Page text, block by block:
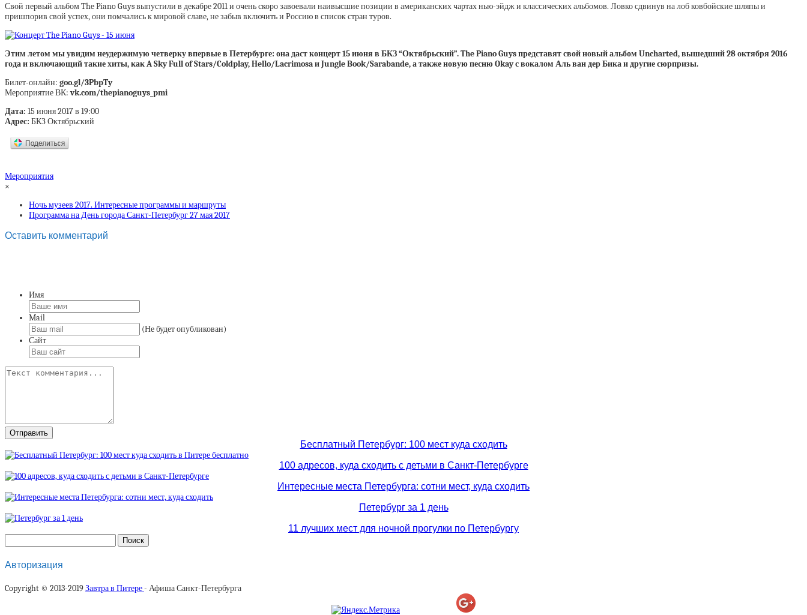
Свой первый альбом The Piano Guys выпустили в декабре 2011 и очень скоро завоевали наивысшие позиции в американских чартах нью-эйдж и классических альбомов. Ловко сдвинув на лоб ковбойские шляпы и
пришпорив свой успех, они помчались к мировой славе, не забыв включить и Россию в список стран туров.
Этим летом мы увидим неудержимую четверку впервые в Петербурге: она даст концерт 15 июня в БКЗ “Октябрьский”. The Piano Guys представят свой новый альбом Uncharted, вышедший 28 октября 2016
года и включающий такие хиты, как A Sky Full of Stars/Coldplay, Hello/Lacrimosa и Jungle Book/Sarabande, а также новую песню Okay с вокалом Аль ван дер Бика и другие сюрпризы.
Билет-онлайн: goo.gl/3PbpTy
Мероприятие ВК:vk.com/thepianoguys_pmi
Дата: 15 июня 2017 в 19:00
Адрес: БКЗ Октябрьский
Мероприятия
×
Ночь музеев 2017. Интересные программы и маршруты
Программа на День города Санкт-Петербург 27 мая 2017
Оставить комментарий
Имя
Mail
(Не будет опубликован)
Сайт
Бесплатный Петербург: 100 мест куда сходить
100 адресов, куда сходить с детьми в Санкт-Петербурге
Интересные места Петербурга: сотни мест, куда сходить
Петербург за 1 день
11 лучших мест для ночной прогулки по Петербургу
Авторизация
Copyright © 2013-2019Завтра в Питере- Афиша Санкт-Петербурга